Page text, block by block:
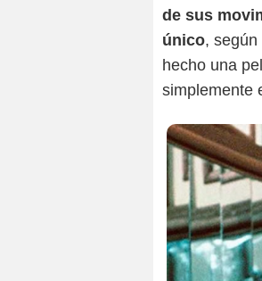
de sus
único,
hecho una
simplemente